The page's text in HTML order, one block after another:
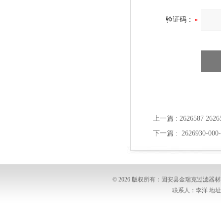
验证码：
上一篇 : 2626587
下一篇 : 2626930-
© 2026 版权所有：固安县金瑞克过滤器
联系人：李洋 地